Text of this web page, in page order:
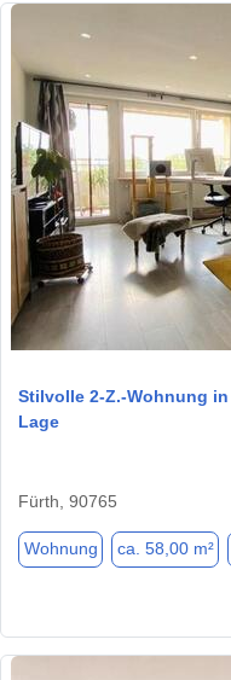
Stilvolle 2-Z.-Wohnung
Lage
Fürth, 90765
Wohnung ca. 58,00 m²